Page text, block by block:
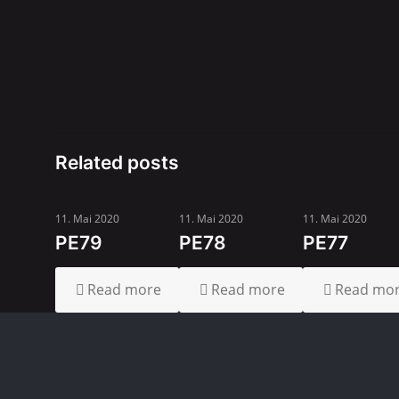
Related posts
11. Mai 2020
PE79
Read more
11. Mai 2020
PE78
Read more
11. Mai 2020
PE77
Read